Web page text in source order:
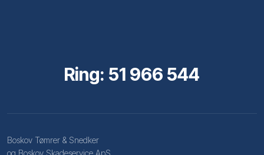
Ring: 51 966 544
Boskov Tømrer & Snedker